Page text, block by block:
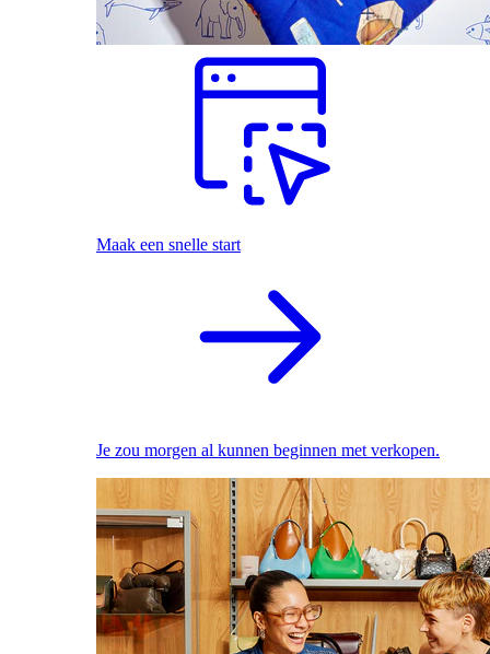
Maak een snelle start
Je zou morgen al kunnen beginnen met verkopen.